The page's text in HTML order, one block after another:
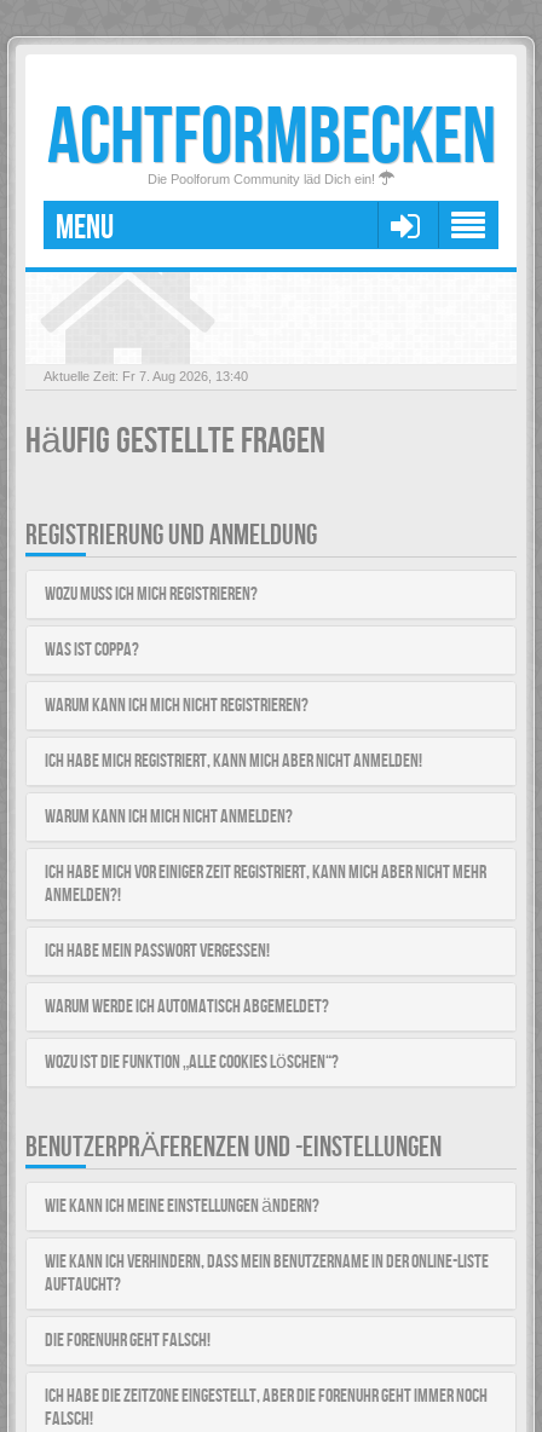
ACHTFORMBECKEN
Die Poolforum Community läd Dich ein!
MENU
Aktuelle Zeit: Fr 7. Aug 2026, 13:40
Häufig gestellte Fragen
REGISTRIERUNG UND ANMELDUNG
Wozu muss ich mich registrieren?
Was ist COPPA?
Warum kann ich mich nicht registrieren?
Ich habe mich registriert, kann mich aber nicht anmelden!
Warum kann ich mich nicht anmelden?
Ich habe mich vor einiger Zeit registriert, kann mich aber nicht mehr
anmelden?!
Ich habe mein Passwort vergessen!
Warum werde ich automatisch abgemeldet?
Wozu ist die Funktion „Alle Cookies löschen“?
BENUTZERPRÄFERENZEN UND -EINSTELLUNGEN
Wie kann ich meine Einstellungen ändern?
Wie kann ich verhindern, dass mein Benutzername in der Online-Liste
auftaucht?
Die Forenuhr geht falsch!
Ich habe die Zeitzone eingestellt, aber die Forenuhr geht immer noch
falsch!